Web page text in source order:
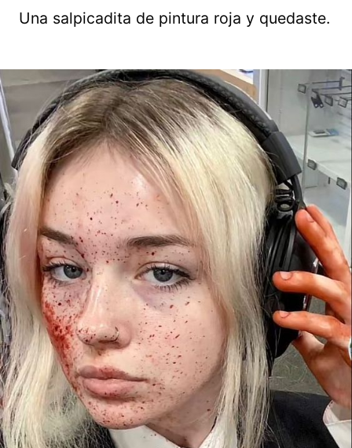
Una salpicadita de pintura roja y quedaste.